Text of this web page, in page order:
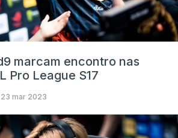
marcam encontro nas
Pro League S17
23 mar 2023